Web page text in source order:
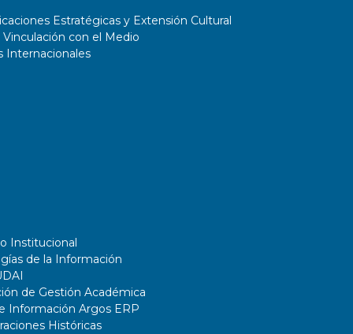
Estratégicas y Extensión Cultural
con el Medio
Internacionales
Institucional
de la Información
de Gestión Académica
Información Argos ERP
Históricas